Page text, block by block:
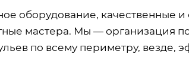
оборудование, качественные
мастера. Мы — организация
по всему периметру, везде,